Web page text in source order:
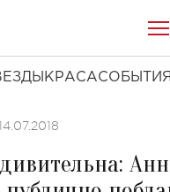
КРАСАСОБЫТИЯ
14.07.2018